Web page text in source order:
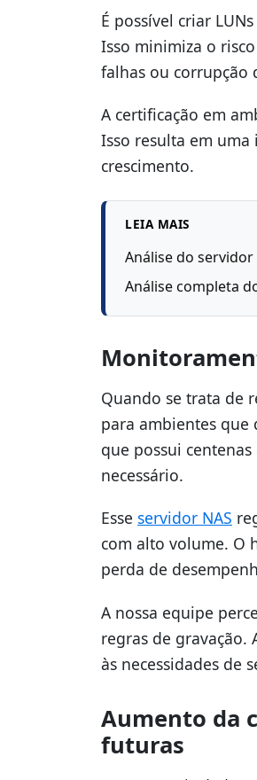
É possível criar
Isso minimiza o
falhas ou corrupção
A certificação em
Isso resulta em
crescimento.
LEIA MAIS
Análise do servidor
Análise completa
Quando se trata de
para ambientes que
que possui
necessário.
Esse servidor NAS
com alto volume. O
perda de
A nossa equipe
regras de gravação.
às necessidades de
Aumento da
futuras